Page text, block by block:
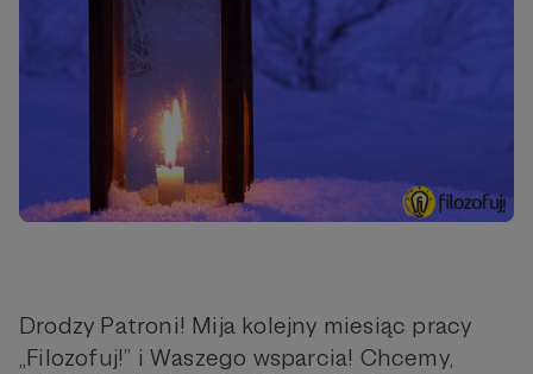
Drodzy Patroni! Mija kolejny miesiąc pracy
„Filozofuj!” i Waszego wsparcia! Chcemy,